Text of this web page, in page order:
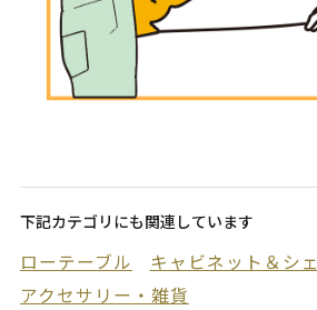
下記カテゴリにも関連しています
ローテーブル
キャビネット＆シ
アクセサリー・雑貨